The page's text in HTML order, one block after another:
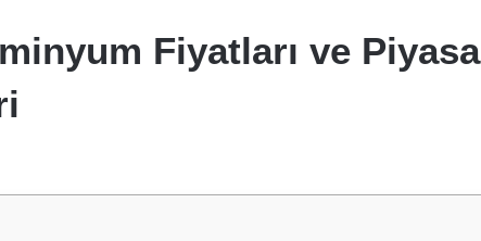
Fiyatları ve Piyasa